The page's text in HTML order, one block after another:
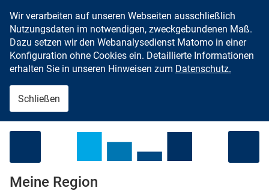
Zum Inhalt springen
Wir verarbeiten auf unseren Webseiten ausschließlich
Nutzungsdaten im notwendigen, zweckgebundenen Maß.
Dazu setzen wir den Webanalysedienst Matomo in einer
Konfiguration ohne Cookies ein. Detaillierte Informationen
erhalten Sie in unseren Hinweisen zum Datenschutz.
Schließen
Meine Region